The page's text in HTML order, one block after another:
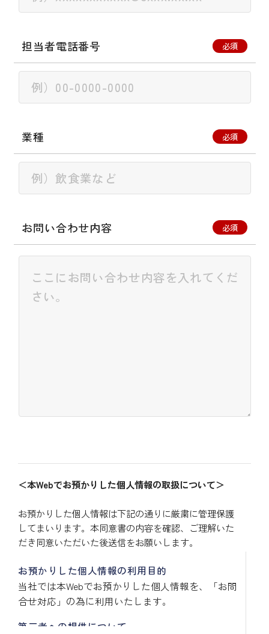
担当者電話番号 必須
業種 必須
お問い合わせ内容 必須
＜本Webでお預かりした個人情報の取扱について＞
お預かりした個人情報は下記の通りに厳粛に管理保護
してまいります。本同意書の内容を確認、ご理解いた
だき同意いただいた後送信をお願いします。
お預かりした個人情報の利用目的
当社では本Webでお預かりした個人情報を、「お問
合せ対応」の為に利用いたします。
第三者への提供について